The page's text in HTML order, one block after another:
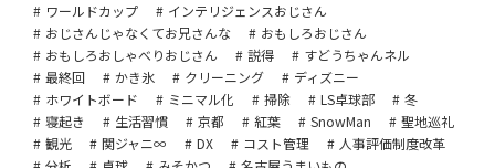
ワールドカップ
インテリジェンスおじさん
おじさんじゃなくてお兄さんな
おもしろおじさん
おもしろおしゃべりおじさん
説得
すどうちゃんネル
最終回
かき氷 クリーニング
ディズニー
ホワイトボード
ミニマル化 掃除 LS卓球部
冬
寝起き
生活習慣 京都 紅葉 SnowMan
聖地巡礼
観光
関ジャニ∞ DX コスト管理
人事評価制度改革